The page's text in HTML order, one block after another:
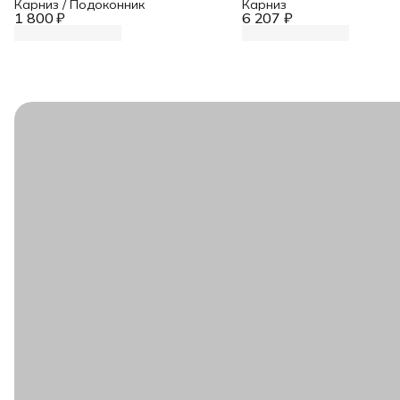
1 800 ₽
Карниз / Подоконник
6 207 ₽
Карниз